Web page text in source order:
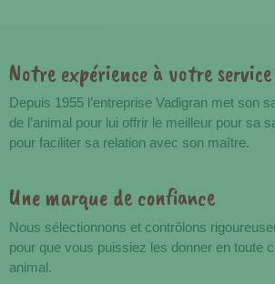
Avantages
Notre expérience à votre service
Depuis 1955 l’entreprise Vadigran met son
de l’animal pour lui offrir le meilleur pour sa
pour faciliter sa relation avec son maître.
Une marque de confiance
Nous sélectionnons et contrôlons
pour que vous puissiez les donner en toute
animal.